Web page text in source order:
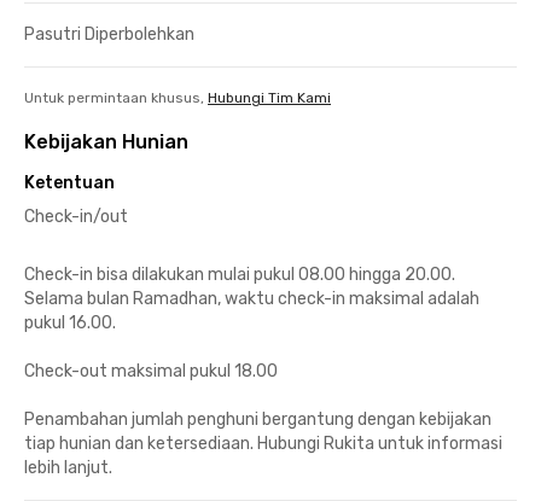
Pasutri Diperbolehkan
Untuk permintaan khusus, Hubungi Tim Kami
Kebijakan Hunian
Ketentuan
Check-in/out
Check-in bisa dilakukan mulai pukul 08.00 hingga 20.00.
Selama bulan Ramadhan, waktu check-in maksimal adalah
pukul 16.00.
Check-out maksimal pukul 18.00
Penambahan jumlah penghuni bergantung dengan kebijakan
tiap hunian dan ketersediaan. Hubungi Rukita untuk informasi
lebih lanjut.